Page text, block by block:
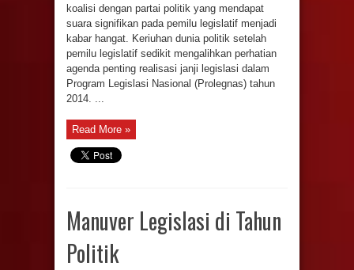
koalisi dengan partai politik yang mendapat
suara signifikan pada pemilu legislatif menjadi
kabar hangat. Keriuhan dunia politik setelah
pemilu legislatif sedikit mengalihkan perhatian
agenda penting realisasi janji legislasi dalam
Program Legislasi Nasional (Prolegnas) tahun
2014. ...
Read More »
Manuver Legislasi di Tahun
Politik